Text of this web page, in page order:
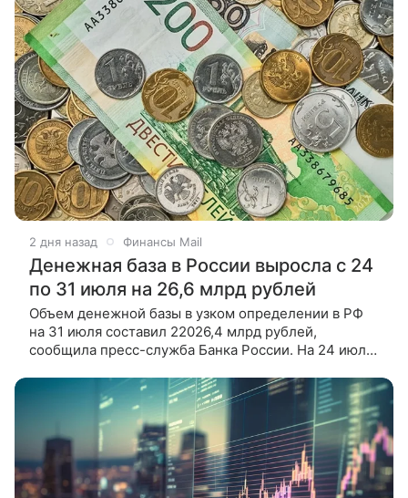
2 дня назад Финансы Mail
Денежная база в России выросла с 24
по 31 июля на 26,6 млрд рублей
Объем денежной базы в узком определении в РФ
на 31 июля составил 22026,4 млрд рублей,
сообщила пресс-служба Банка России. На 24 июля
рублей. Таким образом,